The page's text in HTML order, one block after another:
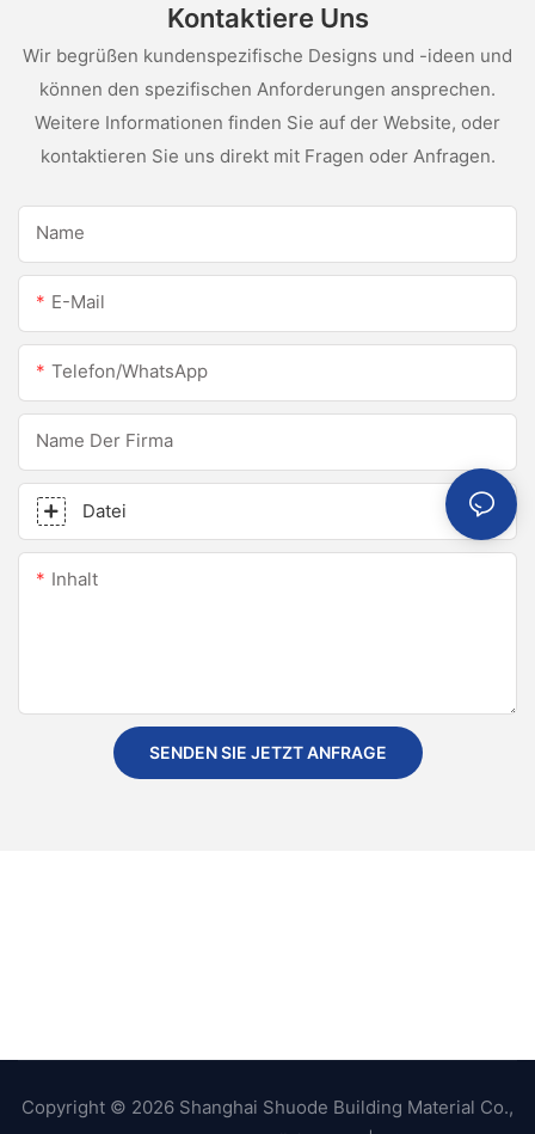
Kontaktiere Uns
Wir begrüßen kundenspezifische Designs und -ideen und
können den spezifischen Anforderungen ansprechen.
Weitere Informationen finden Sie auf der Website, oder
kontaktieren Sie uns direkt mit Fragen oder Anfragen.
Name
E-Mail
Telefon/WhatsApp
Name Der Firma
Datei
Inhalt
SENDEN SIE JETZT ANFRAGE
Copyright © 2026 Shanghai Shuode Building Material Co.,